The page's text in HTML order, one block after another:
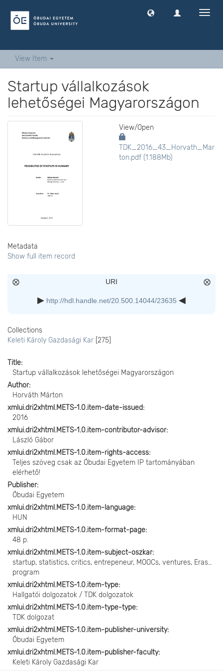
View Item
Startup vállalkozások
lehetőségei Magyarországon
View/Open
TDK_2016_43_Horvath_Mar
ton.pdf (1.188Mb)
Metadata
Show full item record
URI
http://hdl.handle.net/20.500.14044/23635
Collections
Keleti Károly Gazdasági Kar [275]
Title
Startup vállalkozások lehetőségei Magyarországon
Author
Horváth Márton
xmlui.dri2xhtml.METS-1.0.item-date-issued
2016
xmlui.dri2xhtml.METS-1.0.item-contributor-advisor
László Gábor
xmlui.dri2xhtml.METS-1.0.item-rights-access
Teljes szöveg csak az Óbudai Egyetem IP tartományában
elérhető!
Publisher
Óbudai Egyetem
xmlui.dri2xhtml.METS-1.0.item-language
HUN
xmlui.dri2xhtml.METS-1.0.item-format-page
48 p.
xmlui.dri2xhtml.METS-1.0.item-subject-oszkar
startup, statistics, critics, entrepeneur, MOOCs, ventures, Erasmus
program
xmlui.dri2xhtml.METS-1.0.item-type
Hallgatói dolgozatok / TDK dolgozatok
xmlui.dri2xhtml.METS-1.0.item-type-type
TDK dolgozat
xmlui.dri2xhtml.METS-1.0.item-publisher-university
Óbudai Egyetem
xmlui.dri2xhtml.METS-1.0.item-publisher-faculty
Keleti Károly Gazdasági Kar